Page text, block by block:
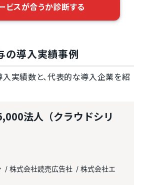
ビスが合うか診断する
の導入実績事例
入実績数と、代表的な導入企業を紹
法人（クラウドシリ
株式会社読売広告社
株式会社エ